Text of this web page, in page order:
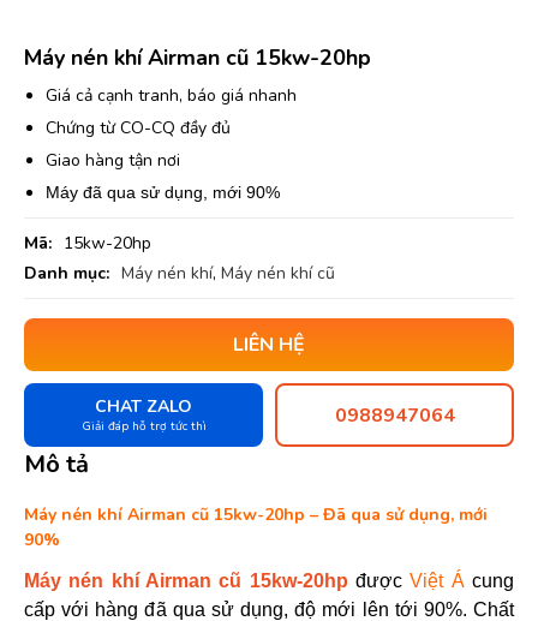
Máy nén khí Airman cũ 15kw-20hp
Giá cả cạnh tranh, báo giá nhanh
Chứng từ CO-CQ đầy đủ
Giao hàng tận nơi
Máy đã qua sử dụng, mới 90%
Mã: 15kw-20hp
Danh mục: Máy nén khí, Máy nén khí cũ
LIÊN HỆ
CHAT ZALO
Giải đáp hỗ trợ tức thì 0988947064
Mô tả
Máy nén khí Airman cũ 15kw-20hp – Đã qua sử dụng, mới
90%
Máy nén khí Airman cũ 15kw-20hp đượcViệt Ácung
cấp với hàng đã qua sử dụng, độ mới lên tới 90%. Chất